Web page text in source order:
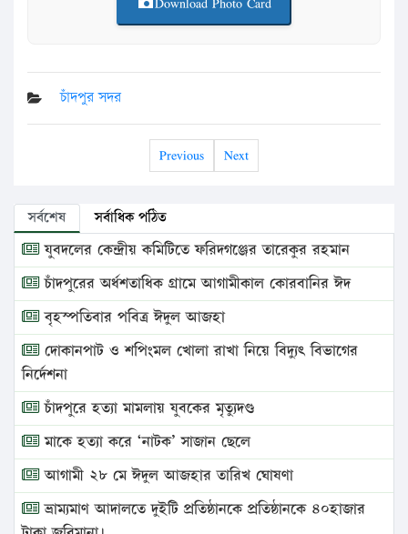
চাঁদপুর সদর
Previous Next
সর্বশেষ সর্বাধিক পঠিত
যুবদলের কেন্দ্রীয় কমিটিতে ফরিদগঞ্জের তারেকুর রহমান
চাঁদপুরের অর্ধশতাধিক গ্রামে আগামীকাল কোরবানির ঈদ
বৃহস্পতিবার পবিত্র ঈদুল আজহা
দোকানপাট ও শপিংমল খোলা রাখা নিয়ে বিদ্যুৎ বিভাগের
নির্দেশনা
চাঁদপুরে হত্যা মামলায় যুবকের মৃত্যুদণ্ড
মাকে হত্যা করে ‘নাটক’ সাজান ছেলে
আগামী ২৮ মে ঈদুল আজহার তারিখ ঘোষণা
ভ্রাম্যমাণ আদালতে দুইটি প্রতিষ্ঠানকে প্রতিষ্ঠানকে ৪০হাজার